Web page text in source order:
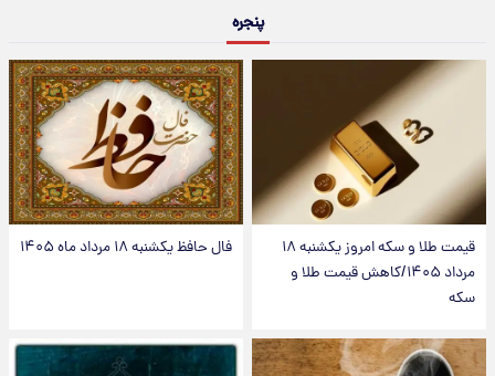
پنجره
قیمت طلا و سکه امروز یکشنبه ۱۸
مرداد ۱۴۰۵/کاهش قیمت طلا و
سکه
فال حافظ یکشنبه ۱۸ مرداد ماه ۱۴۰۵